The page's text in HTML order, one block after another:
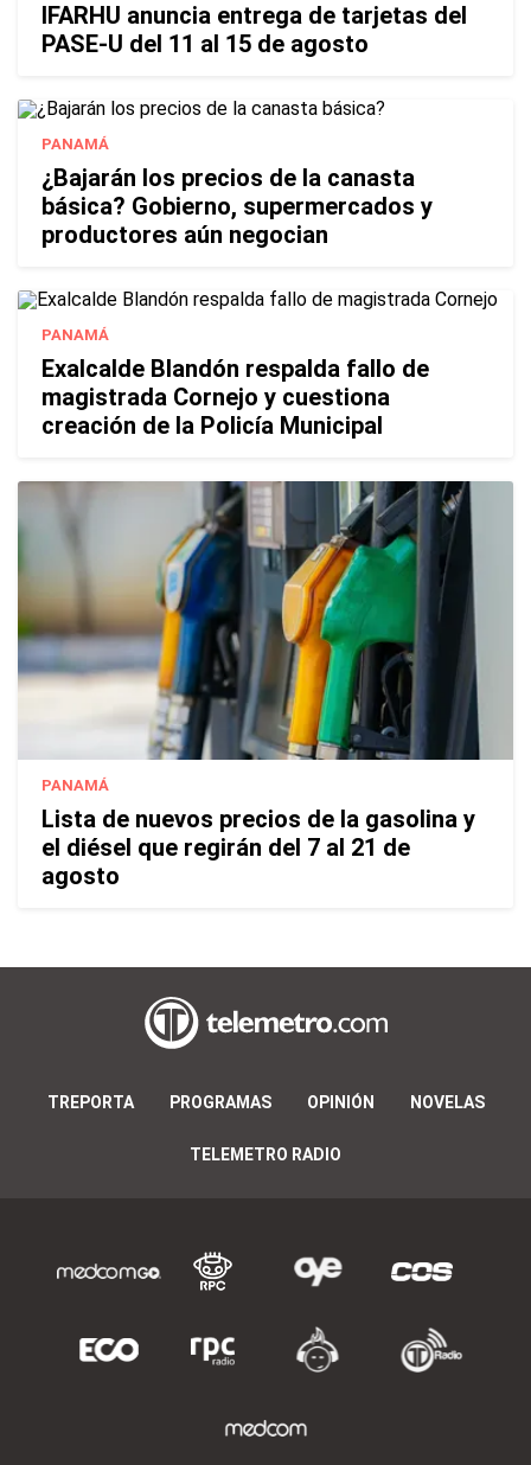
IFARHU anuncia entrega de tarjetas del
PASE-U del 11 al 15 de agosto
PANAMÁ
¿Bajarán los precios de la canasta
básica? Gobierno, supermercados y
productores aún negocian
PANAMÁ
Exalcalde Blandón respalda fallo de
magistrada Cornejo y cuestiona
creación de la Policía Municipal
PANAMÁ
Lista de nuevos precios de la gasolina y
el diésel que regirán del 7 al 21 de
agosto
TREPORTA PROGRAMAS OPINIÓN NOVELAS
TELEMETRO RADIO